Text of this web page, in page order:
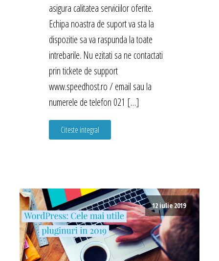
asigura calitatea serviciilor oferite.
Echipa noastra de suport va sta la
dispozitie sa va raspunda la toate
intrebarile. Nu ezitati sa ne contactati
prin tickete de support
www.speedhost.ro / email sau la
numerele de telefon 021 […]
Citeste integral
12 iulie 2019